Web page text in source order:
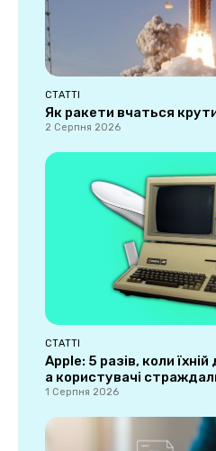
СТАТТІ
Як ракети вчаться
2 Серпня 2026
СТАТТІ
Apple: 5 разів, коли
а користувачі
1 Серпня 2026